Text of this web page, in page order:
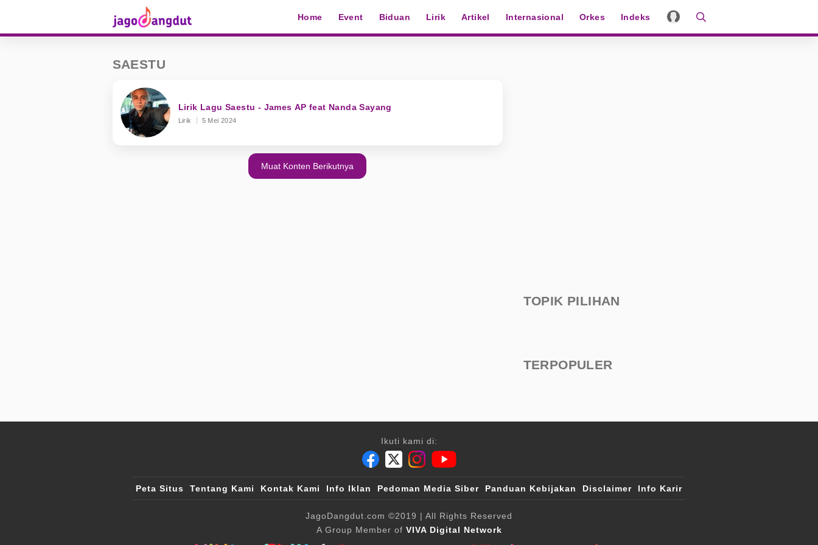
Home Event Biduan Lirik Artikel Internasional Orkes Indeks
SAESTU
Lirik Lagu Saestu - James AP feat Nanda Sayang
Lirik 5 Mei 2024
Muat Konten Berikutnya
TOPIK PILIHAN
TERPOPULER
Ikuti kami di:
Peta Situs Tentang Kami Kontak Kami Info Iklan Pedoman Media Siber Panduan Kebijakan Disclaimer Info Karir
JagoDangdut.com ©2019 | All Rights Reserved
A Group Member of VIVA Digital Network